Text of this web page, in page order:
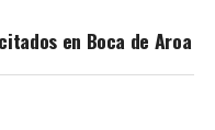
en Boca de Aroa